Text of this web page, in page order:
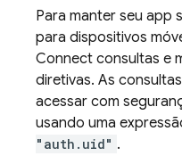
Para manter seu app
para dispositivos
Connect consultas e
diretivas. As
acessar com
usando uma
"auth.uid" .